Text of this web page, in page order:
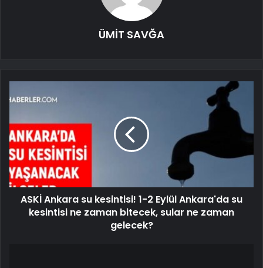
ÜMİT SAVĞA
ASKİ Ankara su kesintisi! 1-2 Eylül Ankara'da su
kesintisi ne zaman bitecek, sular ne zaman
gelecek?